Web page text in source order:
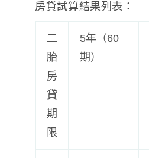
房貸試算結果列表：
二
胎
房
貸
期
限
5年（60
期）